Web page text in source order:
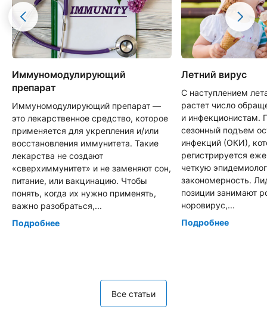
Иммуномодулирующий
препарат
Иммуномодулирующий препарат —
это лекарственное средство, которое
применяется для укрепления и/или
восстановления иммунитета. Такие
лекарства не создают
«сверхиммунитет» и не заменяют сон,
питание, или вакцинацию. Чтобы
понять, когда их нужно применять,
важно разобраться,...
Подробнее
Летний вирус
С наступлением
растет число
и инфекционистам.
сезонный подъем
инфекций (ОКИ),
регистрируется
четкую
закономерность.
позиции занимают
норовирус,...
Подробнее
Все статьи